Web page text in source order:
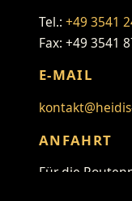
Tel.: +49 3541
Fax: +49 3541
E-MAIL
ANFAHRT
Für die